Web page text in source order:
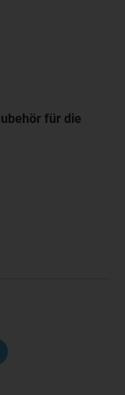
für die